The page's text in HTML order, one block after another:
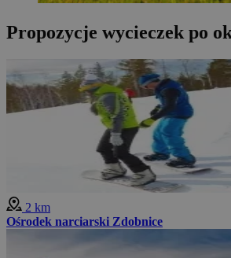
Propozycje wycieczek po
2 km
Ośrodek narciarski Zdobnice